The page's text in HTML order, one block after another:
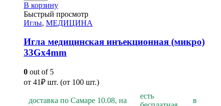
В корзину
Быстрый просмотр
Иглы, МЕДИЦИНА
Игла медицинская инъекционная (микро)
33Gх4mm
0 out of 5
от 41₽ шт. (от 100 шт.)
доставка по Самаре 10.08, на
есть
в